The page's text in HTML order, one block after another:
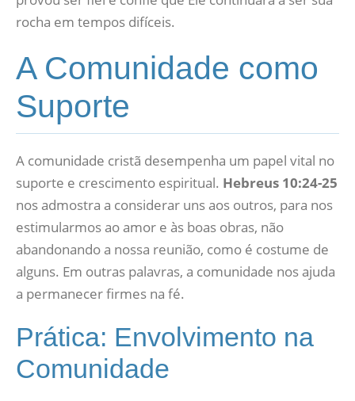
rocha em tempos difíceis.
A Comunidade como
Suporte
A comunidade cristã desempenha um papel vital no
suporte e crescimento espiritual. Hebreus 10:24-25
nos admostra a considerar uns aos outros, para nos
estimularmos ao amor e às boas obras, não
abandonando a nossa reunião, como é costume de
alguns. Em outras palavras, a comunidade nos ajuda
a permanecer firmes na fé.
Prática: Envolvimento na
Comunidade